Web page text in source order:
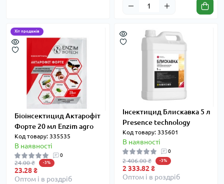
Хіт продажів
Біоінсектицид Актарофіт
Форте 20 мл Enzim agro
Код товару: 335535
В наявності
0
24.00 ₴ -3%
23.28 ₴
Оптом і в роздріб
Інсектицид Блискавка 5 л
Presence technology
Код товару: 335601
В наявності
0
2 406.00 ₴ -3%
2 333.82 ₴
Оптом і в роздріб